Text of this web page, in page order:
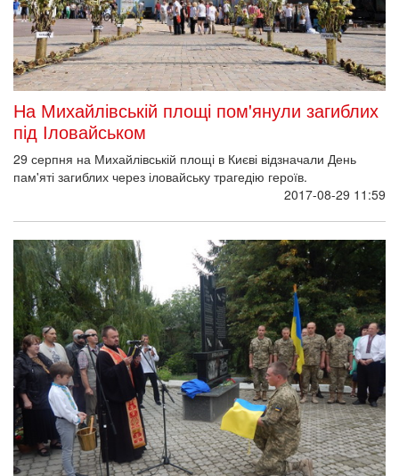
пам'ятника.
2017-08-24 22:00
« … 74 75 76 77 78 79
80
81
82 › »
НАЦІОНАЛЬНИЙ МЕМОРІАЛЬНИЙ КОМПЛЕКС ГЕРОЇВ
НЕБЕСНОЇ СОТНІ – МУЗЕЙ РЕВОЛЮЦІЇ ГІДНОСТІ
із загальних питань:
maidanmuseum@gmail.com
для ЗМІ:
press@maidanmuseum.org
у питаннях запобігання корупції: